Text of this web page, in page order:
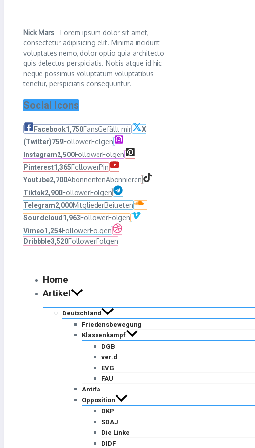
Nick Mars - Lorem ipsum dolor sit amet,
consectetur adipisicing elit. Minima incidunt
voluptates nemo, dolor optio quia architecto
quis delectus perspiciatis. Nobis atque id hic
neque possimus voluptatum voluptatibus
tenetur, perspiciatis consequuntur.
Social Icons
Facebook1,750FansGefällt mir
X
(Twitter)759FollowerFolgen
Instagram2,500FollowerFolgen
Pinterest1,365FollowerPin
Youtube2,700AbonnentenAbonnieren
Tiktok2,900FollowerFolgen
Telegram2,000MitgliederBeitreten
Soundcloud 1,963FollowerFolgen
Vimeo1,254FollowerFolgen
Dribbble3,520FollowerFolgen
Home
Artikel
Deutschland
Friedensbewegung
Klassenkampf
DGB
ver.di
EVG
FAU
Antifa
Opposition
DKP
SDAJ
Die Linke
DIDF